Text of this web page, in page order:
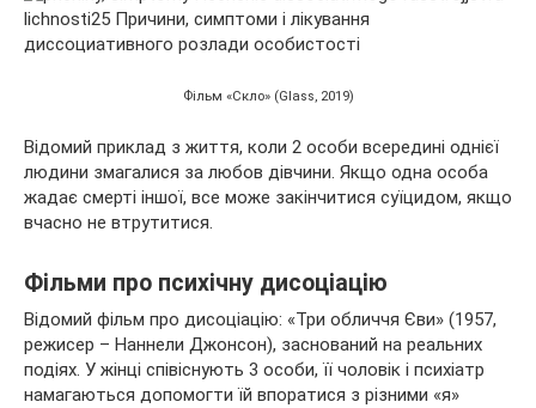
Фільм «Скло» (Glass, 2019)
Відомий приклад з життя, коли 2 особи всередині однієї
людини змагалися за любов дівчини. Якщо одна особа
жадає смерті іншої, все може закінчитися суїцидом, якщо
вчасно не втрутитися.
Фільми про психічну дисоціацію
Відомий фільм про дисоціацію: «Три обличчя Єви» (1957,
режисер – Наннели Джонсон), заснований на реальних
подіях. У жінці співіснують 3 особи, її чоловік і психіатр
намагаються допомогти їй впоратися з різними «я»